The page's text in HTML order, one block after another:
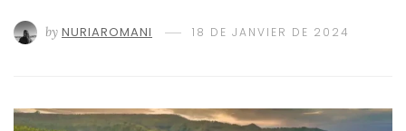
by NURIAROMANI 18 DE JANVIER DE 2024